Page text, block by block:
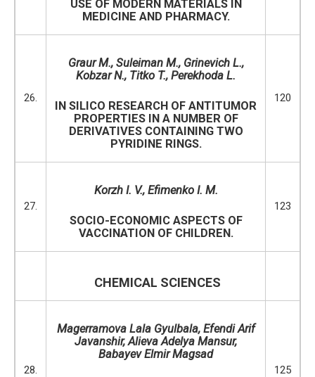
USE OF MODERN MATERIALS IN
MEDICINE AND PHARMACY.
26.
Graur M., Suleiman M., Grinevich L.,
Kobzar N., Titko T., Perekhoda L.
IN SILICO RESEARCH OF ANTITUMOR
PROPERTIES IN A NUMBER OF
DERIVATIVES CONTAINING TWO
PYRIDINE RINGS.
120
27.
Korzh I. V., EfimenkoI. M.
SOCIO-ECONOMIC ASPECTS OF
VACCINATION OF CHILDREN.
123
CHEMICAL SCIENCES
28.
Magerramova Lala Gyulbala, Efendi Arif
Javanshir, Alieva Adelya Mansur,
Babayev Elmir Magsad
125